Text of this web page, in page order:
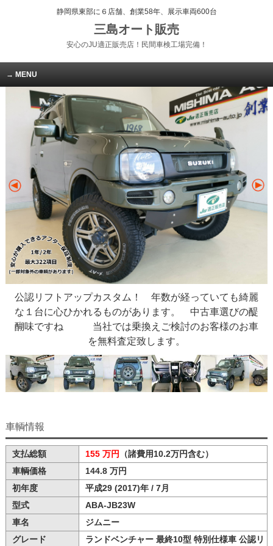
静岡県東部に６店舗、創業58年、展示車両600台
三島オート販売
安心のJU適正販売店！民間車検工場完備！
MENU
公認リフトアップカスタム！ 年数が経っていても綺麗
な１台に心ひかれるものがあります。 中古車選びの醍
醐味ですね 当社では乗換えご検討のお客様のお車
を無料査定致します。
車輌情報
支払総額 155 万円 （諸費用10.2万円含む）
車輌価格
144.8 万円
初年度
平成29 (2017)年 / 7月
型式
ABA-JB23W
車名
ジムニー
グレード
ランドベンチャー 最終10型 特別仕様車 公認リ